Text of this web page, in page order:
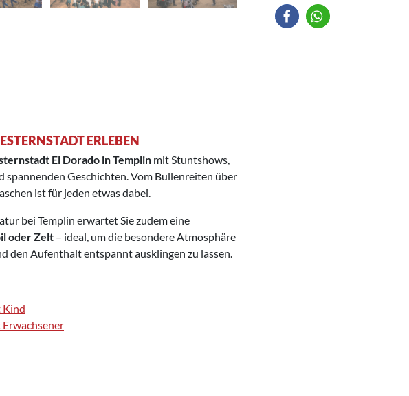
ERLEBEN
El Dorado in Templin mit Stuntshows,
spannenden Geschichten. Vom Bullenreiten über
ist für jeden etwas dabei.
bei Templin erwartet Sie zudem eine
oder Zelt – ideal, um die besondere Atmosphäre
den Aufenthalt entspannt ausklingen zu lassen.
Kind
Erwachsener